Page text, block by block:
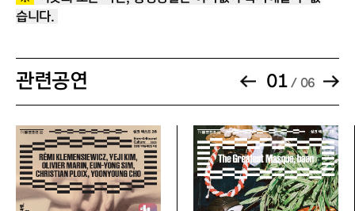
할인명
적용매수
증빙서류 및
유의사항
[대상] 국가유공자, 국가유공자 유족, 의상자,
의사자 유족
[증빙] 국가유공자증, 국가보훈등록증, 의상자
증, 의사자 유족증 중 1개(실물)
※ 필수 증빙서류 미지참 시 차액 지불
습니다.
관련공연 01/ 06